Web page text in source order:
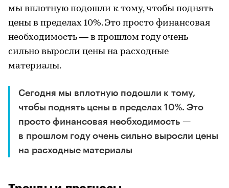
мы вплотную подошли к тому, чтобы поднять
цены в пределах 10%. Это просто финансовая
необходимость — в прошлом году очень
сильно выросли цены на расходные
материалы.
Сегодня мы вплотную подошли к тому,
чтобы поднять цены в пределах 10%. Это
просто финансовая необходимость —
в прошлом году очень сильно выросли цены
на расходные материалы